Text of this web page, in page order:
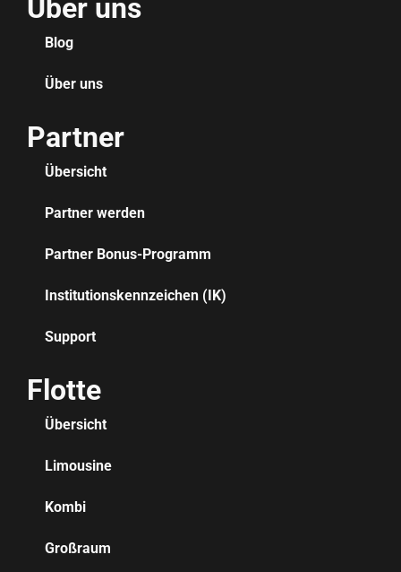
Über uns
Blog
Über uns
Partner
Übersicht
Partner werden
Partner Bonus-Programm
Institutionskennzeichen (IK)
Support
Flotte
Übersicht
Limousine
Kombi
Großraum